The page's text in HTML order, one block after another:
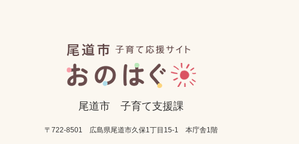
尾道市 子育て支援課
〒722-8501 広島県尾道市久保1丁目15-1 本庁舎1階